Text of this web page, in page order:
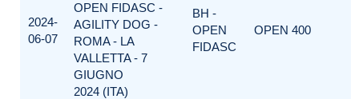
2024-
06-07
OPEN FIDASC -
AGILITY DOG -
ROMA - LA
VALLETTA - 7
GIUGNO
2024 (ITA)
BH -
OPEN
FIDASC
OPEN 400